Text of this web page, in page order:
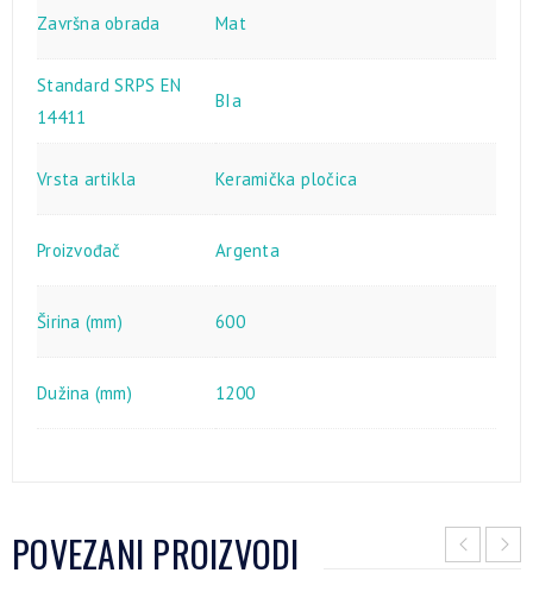
Završna obrada Mat
Standard SRPS EN
14411
BIa
Vrsta artikla Keramička pločica
Proizvođač Argenta
Širina (mm) 600
Dužina (mm) 1200
POVEZANI PROIZVODI